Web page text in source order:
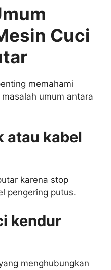
Cuci
memahami
umum antara
atau kabel
karena stop
pengering putus.
kendur
menghubungkan